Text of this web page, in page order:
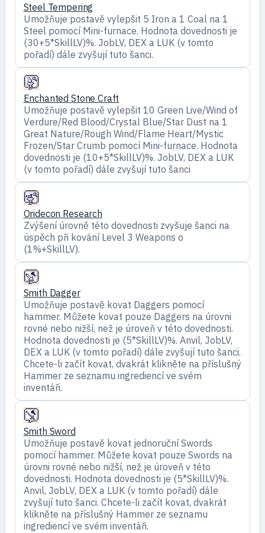
Steel Tempering
Umožňuje postavě vylepšit 5 Iron a 1 Coal na 1
Steel pomocí Mini-furnace. Hodnota dovednosti je
(30+5*SkillLV)%. JobLV, DEX a LUK (v tomto
pořadí) dále zvyšují tuto šanci.
Enchanted Stone Craft
Umožňuje postavě vylepšit 10 Green Live/Wind of
Verdure/Red Blood/Crystal Blue/Star Dust na 1
Great Nature/Rough Wind/Flame Heart/Mystic
Frozen/Star Crumb pomocí Mini-furnace. Hodnota
dovednosti je (10+5*SkillLV)%. JobLV, DEX a LUK
(v tomto pořadí) dále zvyšují tuto šanci
Oridecon Research
Zvýšení úrovně této dovednosti zvyšuje šanci na
úspěch při kování Level 3 Weapons o
(1%+SkillLV).
Smith Dagger
Umožňuje postavě kovat Daggers pomocí
hammer. Můžete kovat pouze Daggers na úrovni
rovné nebo nižší, než je úroveň v této dovednosti.
Hodnota dovednosti je (5*SkillLV)%. Anvil, JobLV,
DEX a LUK (v tomto pořadí) dále zvyšují tuto šanci.
Chcete-li začít kovat, dvakrát klikněte na příslušný
Hammer ze seznamu ingrediencí ve svém
inventáři.
Smith Sword
Umožňuje postavě kovat jednoruční Swords
pomocí hammer. Můžete kovat pouze Swords na
úrovni rovné nebo nižší, než je úroveň v této
dovednosti. Hodnota dovednosti je (5*SkillLV)%.
Anvil, JobLV, DEX a LUK (v tomto pořadí) dále
zvyšují tuto šanci. Chcete-li začít kovat, dvakrát
klikněte na příslušný Hammer ze seznamu
ingrediencí ve svém inventáři.